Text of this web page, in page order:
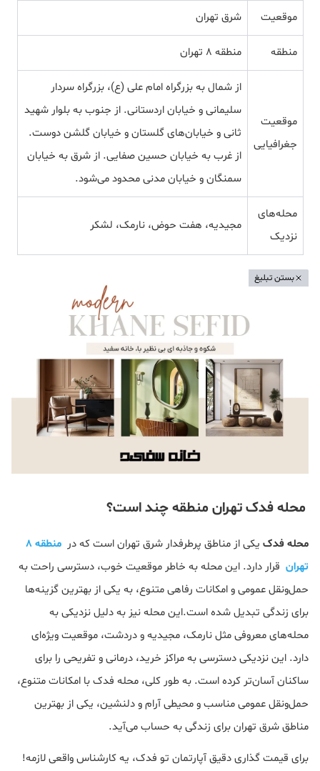
موقعیت
شرق تهران
منطقه منطقه 8 تهران
موقعیت
جغرافیایی
از شمال به بزرگراه امام علی (ع)، بزرگراه سردار
سلیمانی و خیابان اردستانی. از جنوب به بلوار شهید
ثانی و خیابان‌های گلستان و خیابان گلشن دوست.
از غرب به خیابان حسین صفایی. از شرق به خیابان
سمنگان و خیابان مدنی محدود می‌شود.
محله‌های
نزدیک
مجیدیه، هفت حوض، نارمک، لشکر
بستن تبلیغ
محله فدک تهران منطقه چند است؟
محله فدک یکی از مناطق پرطرفدار شرق تهران است که در
منطقه 8
تهران قرار دارد. این محله به خاطر موقعیت خوب، دسترسی راحت به
حمل‌ونقل عمومی و امکانات رفاهی متنوع، به یکی از بهترین گزینه‌ها
برای زندگی تبدیل شده است.این محله نیز به دلیل نزدیکی به
محله‌های معروفی مثل نارمک، مجیدیه و دردشت، موقعیت ویژه‌ای
دارد. این نزدیکی دسترسی به مراکز خرید، درمانی و تفریحی را برای
ساکنان آسان‌تر کرده است. به طور کلی، محله فدک با امکانات متنوع،
حمل‌ونقل عمومی مناسب و محیطی آرام و دلنشین، یکی از بهترین
مناطق شرق تهران برای زندگی به حساب می‌آید.
برای قیمت گذاری دقیق آپارتمان تو فدک، یه کارشناس واقعی لازمه!